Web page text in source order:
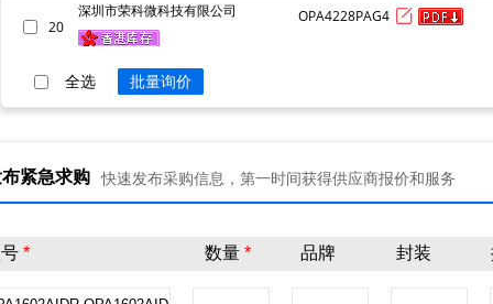
20
深圳市荣科微科技有限公司 OPA4228PAG4
全选 批量询价
紧急求购 快速发布采购信息，第一时间获得供应商报价和服务
* 数量 * 品牌 封装